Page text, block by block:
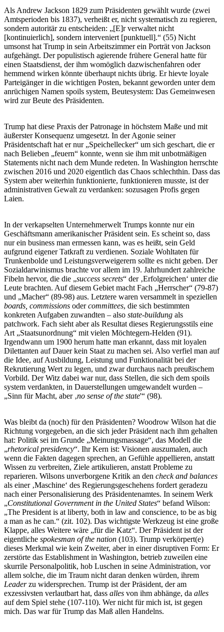
Als Andrew Jackson 1829 zum Präsidenten gewählt wurde (zwei
Amtsperioden bis 1837), verheißt er, nicht systematisch zu regieren,
sondern autoritär zu entscheiden: „[E]r verwaltet nicht
[kontinuierlich], sondern interveniert [punktuell].“ (55) Nicht
umsonst hat Trump in sein Arbeitszimmer ein Porträt von Jackson
aufgehängt. Der populistisch agierende frühere General hatte für
einen Staatsdienst, der ihm womöglich dazwischenfahren oder
hemmend wirken könnte überhaupt nichts übrig. Er hievte loyale
Parteigänger in die wichtigen Posten, bekannt geworden unter dem
anrüchigen Namen spoils system, Beutesystem: Das Gemeinwesen
wird zur Beute des Präsidenten.
Trump hat diese Praxis der Patronage in höchstem Maße und mit
äußerster Konsequenz umgesetzt. In der Agonie seiner
Präsidentschaft hat er nur „Speichellecker“ um sich geschart, die er
nach Belieben „feuern“ konnte, wenn sie ihm mit unbotmäßigen
Statements nicht nach dem Munde redeten. In Washington herrschte
zwischen 2016 und 2020 eigentlich das Chaos schlechthin. Dass das
System aber weiterhin funktionierte, funktionieren musste, ist der
administrativen Gewalt zu verdanken: sozusagen Profis gegen
Laien.
In der verkapselten Unternehmerwelt Trumps konnte nur ein
Geschäftsmann amerikanischer Präsident sein. Es scheint so, dass
nur ein business man ermessen kann, was es heißt, sein Geld
aufgrund eigener Tatkraft zu verdienen. Soziale Wohltaten für
Trunkenbolde und Leistungsverweigerern sollte es nicht geben. Der
Sozialdarwinismus brachte vor allem im 19. Jahrhundert zahlreiche
Fibeln hervor, die die „success secrets“ der ‚Erfolgreichen‘ unter die
Leute brachten. Auf diesem Gebiet macht Fach „Herrscher“ (79-87)
und „Macher“ (89-98) aus. Letztere waren versammelt in speziellen
boards, commissions odercommittees, die sich bestimmten
konkreten Aufgaben zuwandten – also state-buildung als
patchwork. Fach sieht aber als Resultat dieses Regierungsstils eine
Art „Staatsunordnung“ mit vielen Möchtegern-Helden (91).
Irgendwann um 1900 herum hatte man erkannt, dass mit loyalen
Dilettanten auf Dauer kein Staat zu machen sei. Also verfiel man auf
die Idee, auf Ausbildung, Leistung und Funktionalität bei der
Rekrutierung Wert zu legen, und zwar durchaus nach preußischem
Vorbild. Der Witz dabei war nur, dass Stellen, die sich dem spoils
system verdankten, in Dauerstellungen umgewandelt wurden –
„Sinn für Macht, aber ‚no sense of the state'“ (98).
Was bleibt da (noch) für den Präsidenten? Woodrow Wilson hat die
Richtung vorgegeben, an die sich jeder Präsident nach ihm gehalten
hat: Politik sei im Grunde „Meinungsmassage“, das Modell die
„rhetorical presidency“. Ihr Kern ist: Visionen auszumalen, auch
wenn die Fakten dagegen sprechen, an Gefühle appellieren, anstatt
Wissen zu verbreiten, Ziele artikulieren, anstatt Probleme zu
reparieren. Wilsons unverborgene Kritik an den check and balances
als einer ‚Maschine‘ des Regierungsgeschehens fordert geradezu
nach einer Personalisierung des Präsidentenamtes. In seinem Werk
„Constitutional Government in the United States“ befand Wilson:
„The President is at liberty, both in law and conscience, to be as big
a man as he can.“ (zit. 102). Das wichtigste Werkzeug ist eine große
Klappe, alles Weitere wäre „für die Katz“. Der Präsident ist der
eigentliche spokesman of the nation (103). Trump verkörpert(e)
dieses Merkmal wie kein Zweiter, aber in einer disruptiven Form: Er
zerstörte das Establishment in Washington, betrieb zuweilen eine
skurrile Personalpolitik, hob Luschen in seine Administration, vor
allem solche, die im Traum nicht daran denken würden, ihrem
Leaderzu widersprechen. Trump ist der Präsident, der am
exzessivsten verlautbart hat, dass alles von ihm abhänge, da alles
auf dem Spiel stehe (107-110). Wer nicht für mich ist, ist gegen
mich. Das war für Trump das Maß allen Handelns.